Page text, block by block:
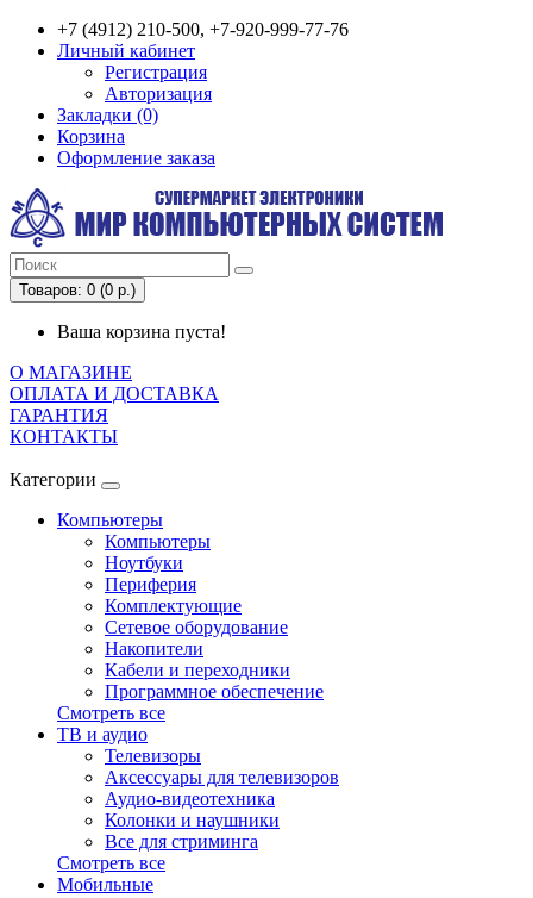
+7 (4912) 210-500, +7-920-999-77-76
Личный кабинет
Регистрация
Авторизация
Закладки (0)
Корзина
Оформление заказа
Товаров: 0 (0 р.)
Ваша корзина пуста!
О МАГАЗИНЕ
ОПЛАТА И ДОСТАВКА
ГАРАНТИЯ
КОНТАКТЫ
Категории
Компьютеры
Компьютеры
Ноутбуки
Периферия
Комплектующие
Сетевое оборудование
Накопители
Кабели и переходники
Программное обеспечение
Смотреть все
ТВ и аудио
Телевизоры
Аксессуары для телевизоров
Аудио-видеотехника
Колонки и наушники
Все для стриминга
Смотреть все
Мобильные